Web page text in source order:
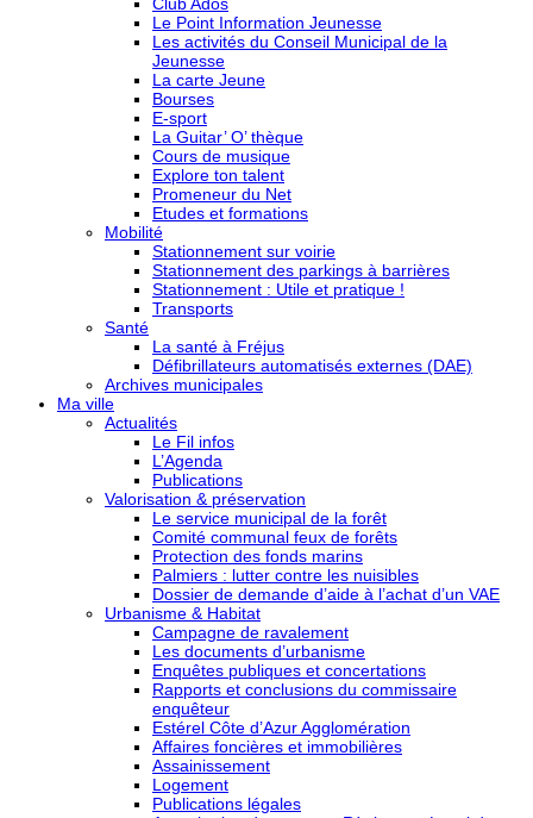
Le Point Information Jeunesse
Les activités du Conseil Municipal de la
Jeunesse
La carte Jeune
Bourses
E-sport
La Guitar’ O’ thèque
Cours de musique
Explore ton talent
Promeneur du Net
Etudes et formations
Mobilité
Stationnement sur voirie
Stationnement des parkings à barrières
Stationnement : Utile et pratique !
Transports
Santé
La santé à Fréjus
Défibrillateurs automatisés externes (DAE)
Archives municipales
Ma ville
Actualités
Le Fil infos
L’Agenda
Publications
Valorisation & préservation
Le service municipal de la forêt
Comité communal feux de forêts
Protection des fonds marins
Palmiers : lutter contre les nuisibles
Dossier de demande d’aide à l’achat d’un VAE
Urbanisme & Habitat
Campagne de ravalement
Les documents d’urbanisme
Enquêtes publiques et concertations
Rapports et conclusions du commissaire
enquêteur
Estérel Côte d’Azur Agglomération
Affaires foncières et immobilières
Assainissement
Logement
Publications légales